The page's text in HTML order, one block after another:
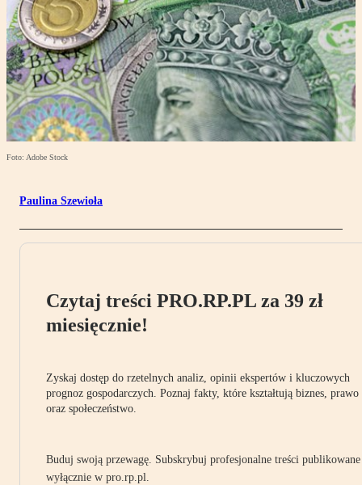
Foto: Adobe Stock
Paulina Szewioła
Czytaj treści PRO.RP.PL za 39 zł
miesięcznie!
Zyskaj dostęp do rzetelnych analiz, opinii ekspertów i kluczowych
prognoz gospodarczych. Poznaj fakty, które kształtują biznes, prawo
oraz społeczeństwo.
Buduj swoją przewagę. Subskrybuj profesjonalne treści publikowane
wyłącznie w pro.rp.pl.